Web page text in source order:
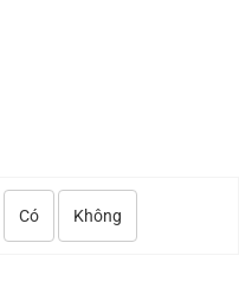
Có Không